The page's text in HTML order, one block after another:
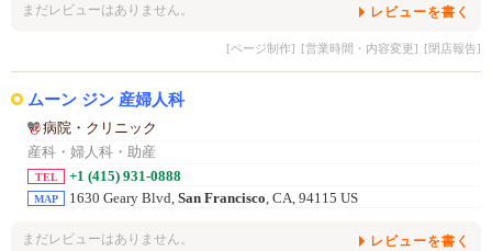
まだレビューはありません。 レビューを書く
[ページ制作] [営業時間・内容変更] [閉店報告]
ムーン ジン 産婦人科
病院・クリニック
産科・婦人科・助産
TEL +1 (415) 931-0888
MAP 1630 Geary Blvd, San Francisco, CA, 94115 US
まだレビューはありません。 レビューを書く